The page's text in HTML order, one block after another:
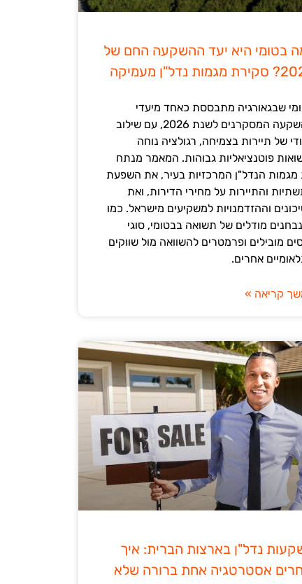
בטומי היא יעד ההשקעה החם של
נדל"ן מעמיקה
שבגאורגיה מתבססת כאחד מיעדי
ההשקעה המסקרנים לשנת 2026, עם שילוב
של תיירות בצמיחה, רגולציה נוחה
פוטנציאליות גבוהות. המאמר מנתח
מגמות הנדל"ן המרכזיות בעיר, את השפעת
והתיירות על מחירי הדירות, ואת
וההזדמנויות למשקיעים מישראל. כמו
מודלים של תשואה בבטומי, סוגי
מובילים ופרמטרים להשוואה מול שווקים
אחרים.
קריאה »
נדל"ן בארצות הברית: איך
אסטרטגיה אחת ברורה שלא